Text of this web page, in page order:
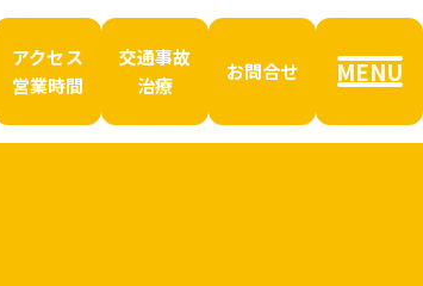
アクセス
営業時間
交通事故
治療
お問合せ MENU